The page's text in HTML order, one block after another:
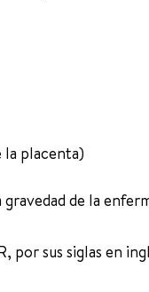
placenta)
de la
sus siglas en